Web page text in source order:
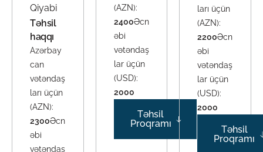
Qiyabi
Təhsil
haqqı
Azərbay
can
vətəndaş
ları üçün
(AZN):
2300Əcn
əbi
vətəndaş
(AZN):
2400Əcn
əbi
vətəndaş
lar üçün
(USD):
2000
Təhsil
Proqramı
ları üçün
(AZN):
2200Əcn
əbi
vətəndaş
lar üçün
(USD):
2000
Təhsil
Proqramı